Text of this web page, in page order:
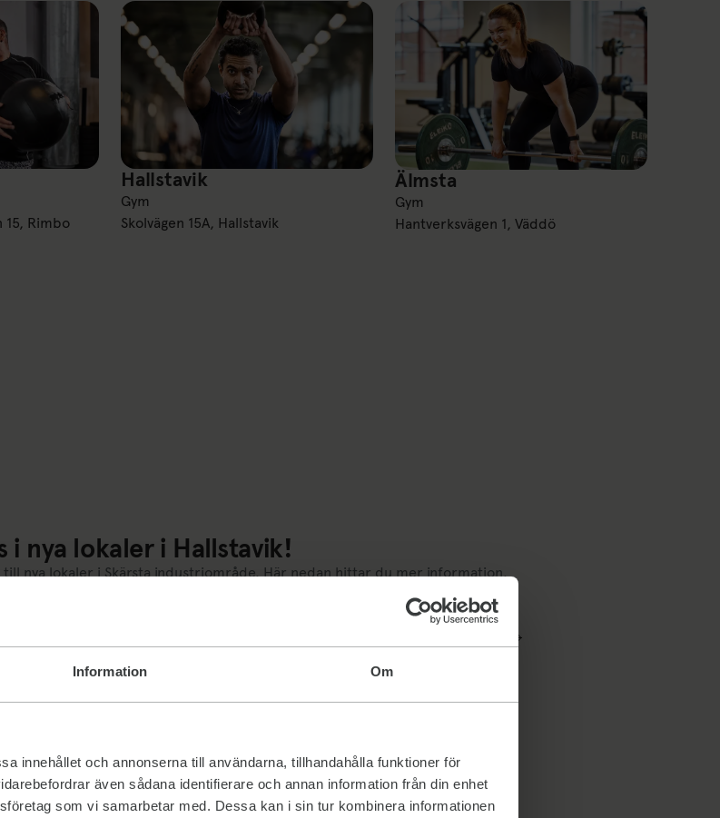
Information Om
innehållet och annonserna till användarna, tillhandahålla funktioner för
även sådana identifierare och annan information från din enhet
som vi samarbetar med. Dessa kan i sin tur kombinera informationen
15, Rimbo
Hallstavik
Hallstavik
Gym
Skolvägen 15A, Hallstavik
Älmsta
Älmsta
Gym
Hantverksvägen 1, Väddö
i nya lokaler i Hallstavik!
till nya lokaler i Skärsta industriområde. Här nedan hittar du mer information.
Plötsligt händer det… i Hallstavik! Äntligen har vi fått klartecken om